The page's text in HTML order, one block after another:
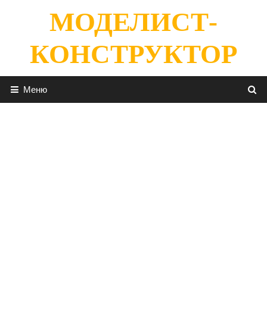
содержимомуМОДЕЛИСТ-
КОНСТРУКТОР
Меню